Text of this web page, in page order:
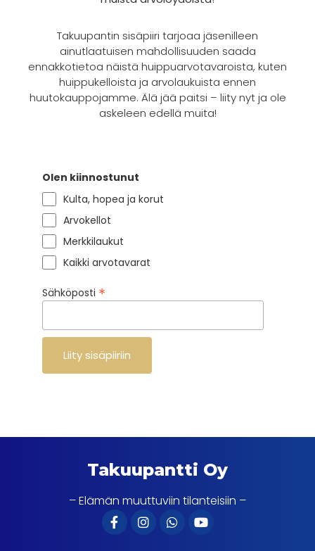
Takuupantin sisäpiiri tarjoaa jäsenilleen
ainutlaatuisen mahdollisuuden saada
ennakkotietoa näistä huippuarvotavaroista, kuten
huippukelloista ja arvolaukuista ennen
huutokauppojamme. Älä jää paitsi – liity nyt ja ole
askeleen edellä muita!
Olen kiinnostunut
Kulta, hopea ja korut
Arvokellot
Merkkilaukut
Kaikki arvotavarat
Sähköposti *
Takuupantti Oy
– Elämän muuttuviin tilanteisiin –